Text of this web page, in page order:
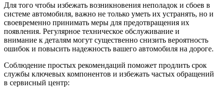
Для того чтобы избежать возникновения неполадок и сбоев в
системе автомобиля, важно не только уметь их устранять, но и
своевременно принимать меры для предотвращения их
появления. Регулярное техническое обслуживание и
внимание к деталям могут существенно снизить вероятность
ошибок и повысить надежность вашего автомобиля на дороге.
Соблюдение простых рекомендаций поможет продлить срок
службы ключевых компонентов и избежать частых обращений
в сервисный центр: